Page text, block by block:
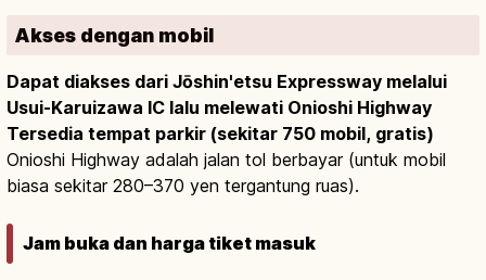
Akses dengan mobil
Dapat diakses dari Jōshin'etsu Expressway melalui
Usui-Karuizawa IC lalu melewati Onioshi Highway
Tersedia tempat parkir (sekitar 750 mobil, gratis)
Onioshi Highway adalah jalan tol berbayar (untuk mobil
biasa sekitar 280–370 yen tergantung ruas).
Jam buka dan harga tiket masuk